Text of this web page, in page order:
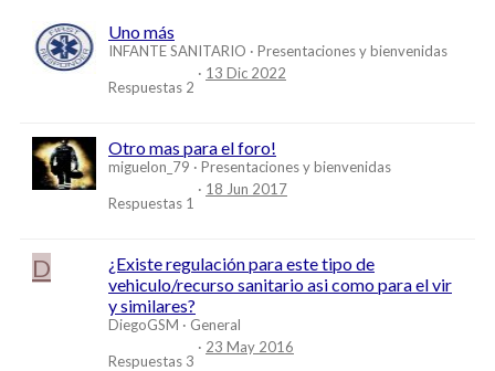
Uno más
INFANTE SANITARIO Presentaciones y bienvenidas
Respuestas 2
13 Dic 2022
Otro mas para el foro!
miguelon_79 Presentaciones y bienvenidas
Respuestas 1
18 Jun 2017
D
¿Existe regulación para este tipo de
vehiculo/recurso sanitario asi como para el vir
y similares?
DiegoGSM General
Respuestas 3
23 May 2016